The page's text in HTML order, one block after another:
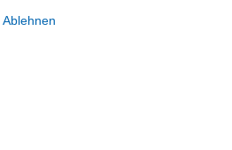
Ablehnen